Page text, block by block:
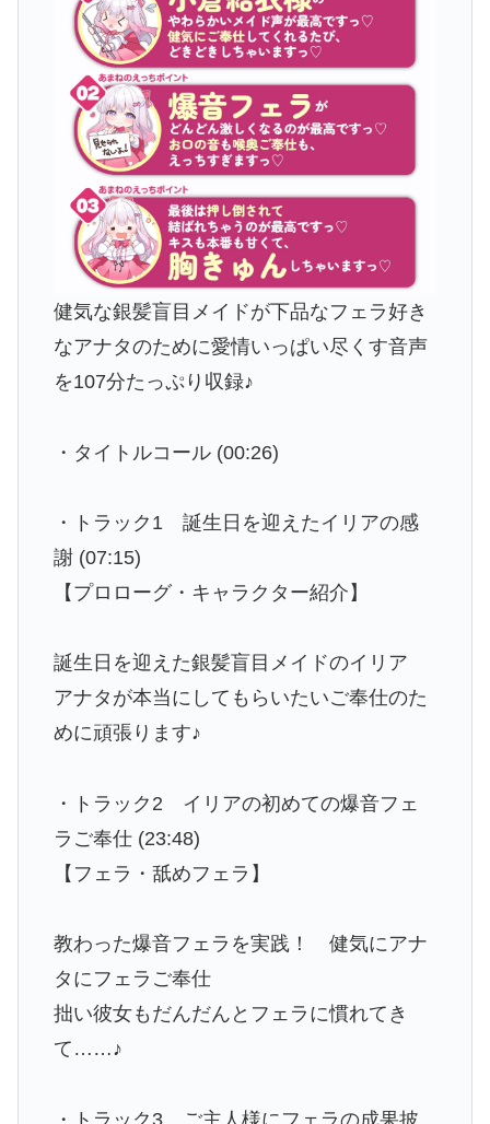
健気な銀髪盲目メイドが下品なフェラ好き
なアナタのために愛情いっぱい尽くす音声
を107分たっぷり収録♪
・タイトルコール (00:26)
・トラック1 誕生日を迎えたイリアの感
謝 (07:15)
【プロローグ・キャラクター紹介】
誕生日を迎えた銀髪盲目メイドのイリア
アナタが本当にしてもらいたいご奉仕のた
めに頑張ります♪
・トラック2 イリアの初めての爆音フェ
ラご奉仕 (23:48)
【フェラ・舐めフェラ】
教わった爆音フェラを実践！ 健気にアナ
タにフェラご奉仕
拙い彼女もだんだんとフェラに慣れてき
て……♪
・トラック3 ご主人様にフェラの成果披